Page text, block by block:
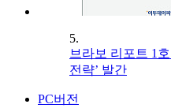
5.
브라보 리포트 1
전략’ 발간
PC버전